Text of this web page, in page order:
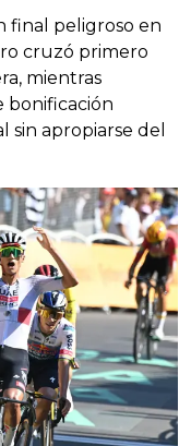
final peligroso en
cruzó primero
mientras
bonificación
sin apropiarse del